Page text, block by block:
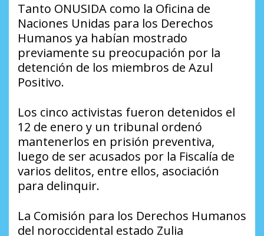
Tanto ONUSIDA como la Oficina de
Naciones Unidas para los Derechos
Humanos ya habían mostrado
previamente su preocupación por la
detención de los miembros de Azul
Positivo.
Los cinco activistas fueron detenidos el
12 de enero y un tribunal ordenó
mantenerlos en prisión preventiva,
luego de ser acusados por la Fiscalía de
varios delitos, entre ellos, asociación
para delinquir.
La Comisión para los Derechos Humanos
del noroccidental estado Zulia